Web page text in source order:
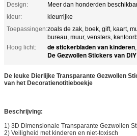
Design:
Meer dan honderden
kleur:
kleurrijke
Toepassingen:zoals de zak, boek, gift, kaart,
bureau, muur, vensters,
Hoog licht:
de stickerbladen van kinderen,
De Gezwollen Stickers van DIY
De leuke Dierlijke Transparante Gezwollen
van het Decoratienotitieboekje
Beschrijving:
1) 3D Dimensionale Transparante Gezwollen
2) Veiligheid met kinderen en niet-toxisch